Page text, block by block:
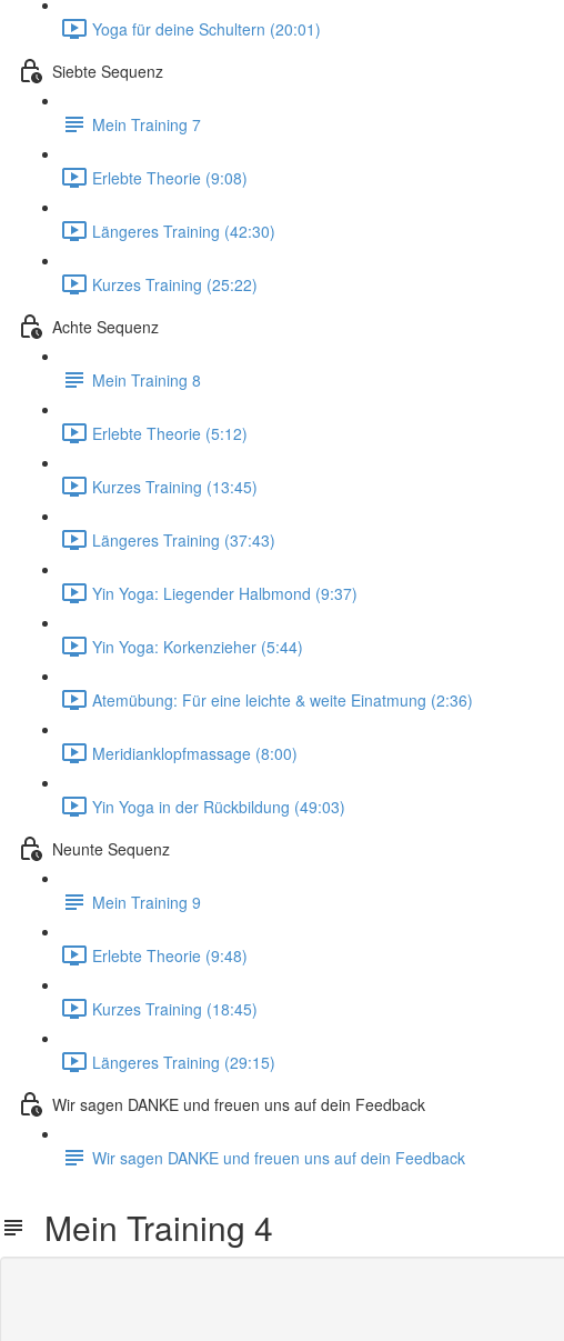
Yoga für deine Schultern (20:01)
Siebte Sequenz
Mein Training 7
Erlebte Theorie (9:08)
Längeres Training (42:30)
Kurzes Training (25:22)
Achte Sequenz
Mein Training 8
Erlebte Theorie (5:12)
Kurzes Training (13:45)
Längeres Training (37:43)
Yin Yoga: Liegender Halbmond (9:37)
Yin Yoga: Korkenzieher (5:44)
Atemübung: Für eine leichte & weite Einatmung (2:36)
Meridianklopfmassage (8:00)
Yin Yoga in der Rückbildung (49:03)
Neunte Sequenz
Mein Training 9
Erlebte Theorie (9:48)
Kurzes Training (18:45)
Längeres Training (29:15)
Wir sagen DANKE und freuen uns auf dein Feedback
Wir sagen DANKE und freuen uns auf dein Feedback
Mein Training 4